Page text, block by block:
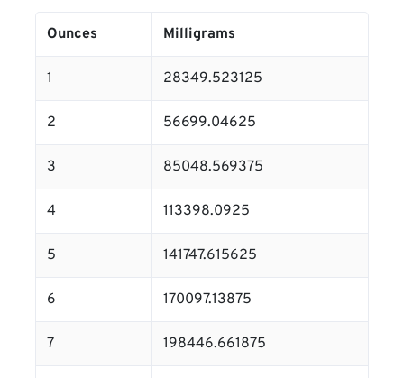
Ounces Milligrams
1 28349.523125
2 56699.04625
3 85048.569375
4 113398.0925
5 141747.615625
6 170097.13875
7 198446.661875